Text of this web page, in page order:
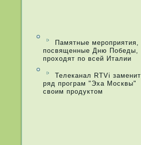
Памятные мероприятия,
посвященные Дню Победы,
проходят по всей Италии
Телеканал RTVi заменит
ряд програм "Эха Москвы"
своим продуктом